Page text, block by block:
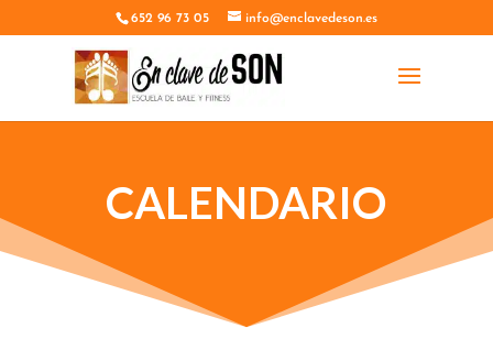
652 96 73 05 info@enclavedeson.es
CALENDARIO